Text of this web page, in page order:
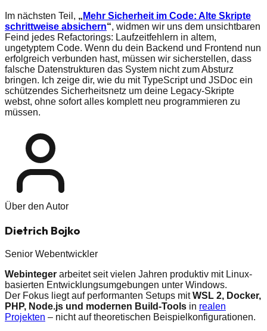
Im nächsten Teil, „ Mehr Sicherheit im Code: Alte Skripte
schrittweise absichern“, widmen wir uns dem unsichtbaren
Feind jedes Refactorings: Laufzeitfehlern in altem,
ungetyptem Code. Wenn du dein Backend und Frontend nun
erfolgreich verbunden hast, müssen wir sicherstellen, dass
falsche Datenstrukturen das System nicht zum Absturz
bringen. Ich zeige dir, wie du mit TypeScript und JSDoc ein
schützendes Sicherheitsnetz um deine Legacy-Skripte
webst, ohne sofort alles komplett neu programmieren zu
müssen.
Über den Autor
Dietrich Bojko
Senior Webentwickler
Webinteger arbeitet seit vielen Jahren produktiv mit Linux-
basierten Entwicklungsumgebungen unter Windows.
Der Fokus liegt auf performanten Setups mitWSL 2, Docker,
PHP, Node.js und modernen Build-Tools in realen
Projekten – nicht auf theoretischen Beispielkonfigurationen.